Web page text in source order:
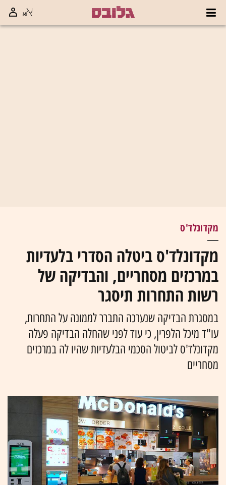
מקדונלד'ס
מקדונלד'ס ביטלה הסדרי בלעדיות
במרכזים מסחריים, והבדיקה של
רשות התחרות תיסגר
במסגרת הבדיקה שנערכה התברר לממונה על התחרות,
עו"ד מיכל הלפרין, כי עוד לפני שהחלה הבדיקה פעלה
מקדונלד'ס לביטול הסכמי הבלעדיות שהיו לה במרכזים
מסחריים